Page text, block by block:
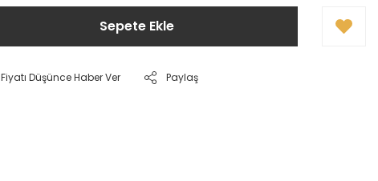
Sepete Ekle
Fiyatı Düşünce Haber Ver Paylaş